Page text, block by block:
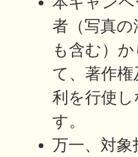
者（写真
も含む）
て、著作
利を行使
す。
万一、対